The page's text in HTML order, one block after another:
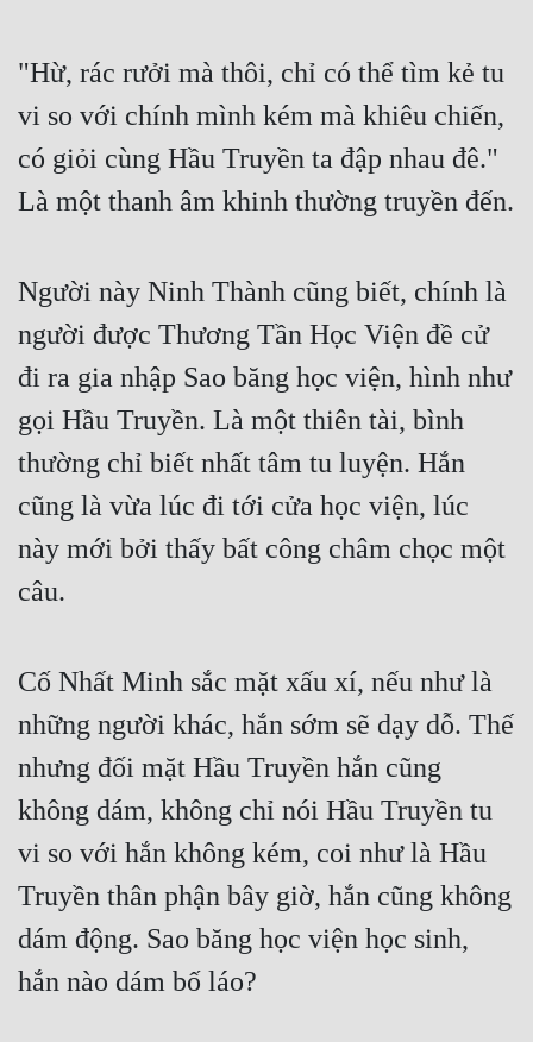
Vô Địch
Võ Hiệp
Xuyên Không
Xuyên Nhanh
Xuyên Sách
Xuyên Thư
Điền Văn
Đồng Nhân
Cẩu Đạo Trường Sinh
Ngự Thú
Truyện Nam
Truyện Nữ
Vô Địch Lưu
Xây Dựng Thế Lực
"Hừ, rác rưởi mà thôi, chỉ có thể tìm kẻ tu
vi so với chính mình kém mà khiêu chiến,
có giỏi cùng Hầu Truyền ta đập nhau đê."
Là một thanh âm khinh thường truyền đến.
Người này Ninh Thành cũng biết, chính là
người được Thương Tần Học Viện đề cử
đi ra gia nhập Sao băng học viện, hình như
gọi Hầu Truyền. Là một thiên tài, bình
thường chỉ biết nhất tâm tu luyện. Hắn
cũng là vừa lúc đi tới cửa học viện, lúc
này mới bởi thấy bất công châm chọc một
câu.
Cố Nhất Minh sắc mặt xấu xí, nếu như là
những người khác, hắn sớm sẽ dạy dỗ. Thế
nhưng đối mặt Hầu Truyền hắn cũng
không dám, không chỉ nói Hầu Truyền tu
vi so với hắn không kém, coi như là Hầu
Truyền thân phận bây giờ, hắn cũng không
dám động. Sao băng học viện học sinh,
hắn nào dám bố láo?